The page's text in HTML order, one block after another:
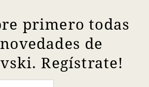
primero todas
de
Regístrate!